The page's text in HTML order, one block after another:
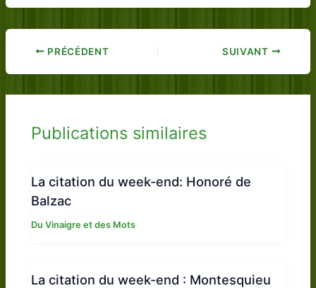
PRÉCÉDENT SUIVANT
Publications similaires
La citation du week-end: Honoré de
Balzac
Du Vinaigre et des Mots
La citation du week-end : Montesquieu